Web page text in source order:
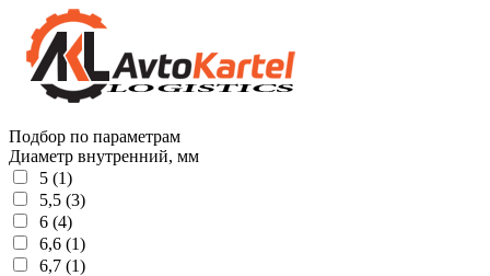
Подбор по параметрам
Диаметр внутренний, мм
5 (1)
5,5 (3)
6 (4)
6,6 (1)
6,7 (1)